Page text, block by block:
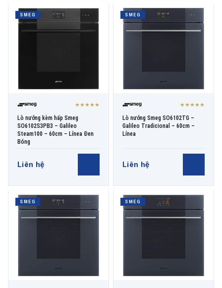
SMEG
★★★★★
Lò nướng kèm hấp Smeg
SO6102S3PB3 – Galileo
Steam100 – 60cm – Línea Đen
Bóng
Liên hệ
SMEG
★★★★★
Lò nướng Smeg SO6102TG –
Galileo Tradicional – 60cm –
Línea
Liên hệ
SMEG SMEG